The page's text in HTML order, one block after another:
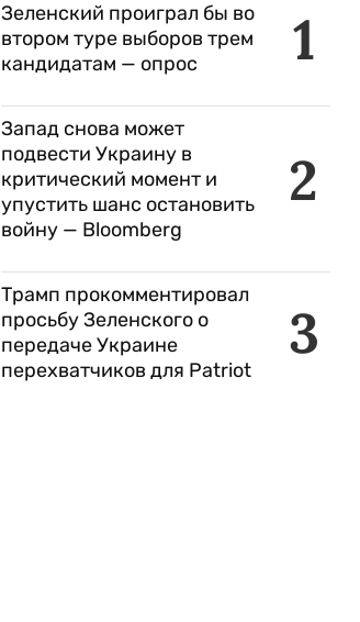
1
Зеленский проиграл бы во
втором туре выборов трем
кандидатам — опрос
2
Запад снова может
подвести Украину в
критический момент и
упустить шанс остановить
войну — Bloomberg
3
Трамп прокомментировал
просьбу Зеленского о
передаче Украине
перехватчиков для Patriot